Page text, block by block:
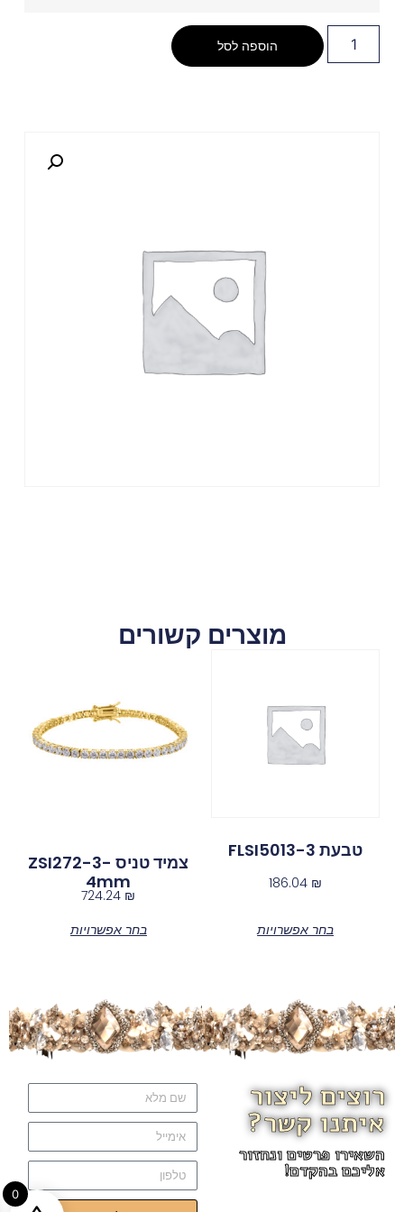
הוספה לסל
מוצרים קשורים
טבעת FLSI5013-3
186.04 ₪
בחר אפשרויות
צמיד טניס ZSI272-3-
4mm
724.24 ₪
בחר אפשרויות
רוצים ליצור
איתנו קשר?
השאירו פרטים ונחזור
אליכם בהקדם!
0